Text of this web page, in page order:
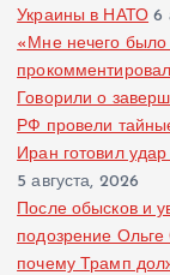
Украины в НАТО 6
«Мне нечего
Говорили о
РФ провели
Иран готовил
5 августа, 2026
После обысков и
подозрение
почему Трамп